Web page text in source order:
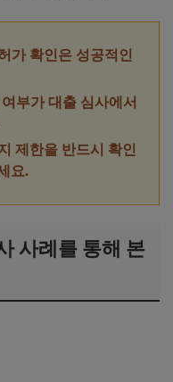
가 확인은 성공적인
부가 대출 심사에서
제한을 반드시 확인
요.
사례를 통해 본